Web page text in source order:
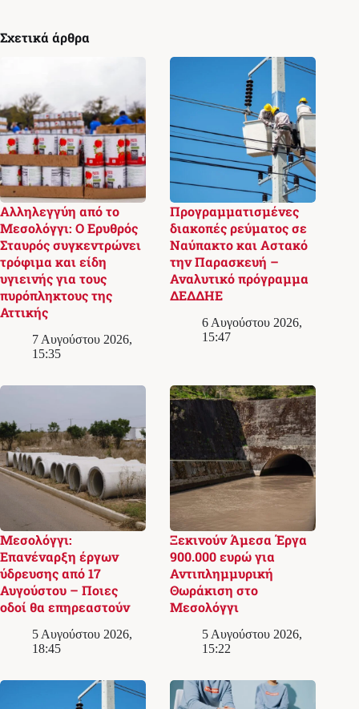
Σχετικά άρθρα
Αλληλεγγύη από το
Μεσολόγγι: Ο Ερυθρός
Σταυρός συγκεντρώνει
τρόφιμα και είδη
υγιεινής για τους
πυρόπληκτους της
Αττικής
7 Αυγούστου 2026,
15:35
Προγραμματισμένες
διακοπές ρεύματος σε
Ναύπακτο και Αστακό
την Παρασκευή –
Αναλυτικό πρόγραμμα
ΔΕΔΔΗΕ
6 Αυγούστου 2026,
15:47
Μεσολόγγι:
Επανέναρξη έργων
ύδρευσης από 17
Αυγούστου – Ποιες
οδοί θα επηρεαστούν
5 Αυγούστου 2026,
18:45
Ξεκινούν Άμεσα Έργα
900.000 ευρώ για
Αντιπλημμυρική
Θωράκιση στο
Μεσολόγγι
5 Αυγούστου 2026,
15:22